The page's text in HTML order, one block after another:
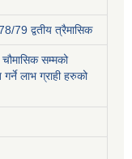
79 द्वतीय त्रैमासिक
चौमासिक सम्मको
गर्ने लाभ ग्राही हरुको